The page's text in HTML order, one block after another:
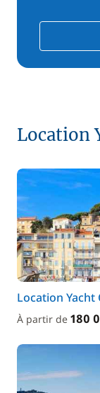
Location
Location Yacht
À partir de 180